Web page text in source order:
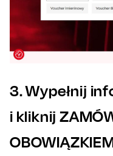
3. Wypełnij
i kliknij